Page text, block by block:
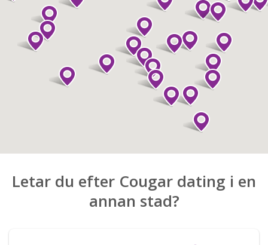
Letar du efter Cougar dating i en
annan stad?